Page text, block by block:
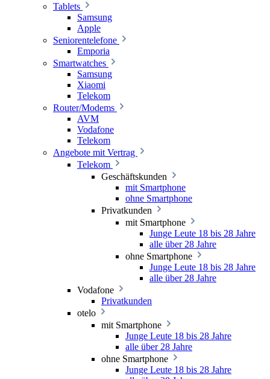
Tablets
Samsung
Apple
Seniorentelefone
Emporia
Smartwatches
Samsung
Xiaomi
Telekom
Router/Modems
AVM
Vodafone
Telekom
Angebote mit Vertrag
Telekom
Geschäftskunden
mit Smartphone
ohne Smartphone
Privatkunden
mit Smartphone
Junge Leute 18 bis 28 Jahre
alle über 28 Jahre
ohne Smartphone
Junge Leute 18 bis 28 Jahre
alle über 28 Jahre
Vodafone
Privatkunden
otelo
mit Smartphone
Junge Leute 18 bis 28 Jahre
alle über 28 Jahre
ohne Smartphone
Junge Leute 18 bis 28 Jahre